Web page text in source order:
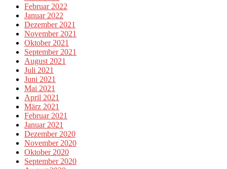
Februar 2022
Januar 2022
Dezember 2021
November 2021
Oktober 2021
September 2021
August 2021
Juli 2021
Juni 2021
Mai 2021
April 2021
März 2021
Februar 2021
Januar 2021
Dezember 2020
November 2020
Oktober 2020
September 2020